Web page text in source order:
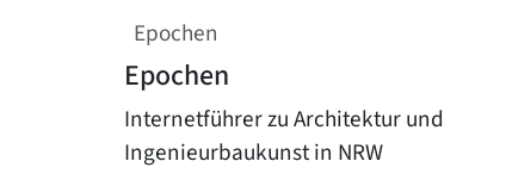
Epochen
Epochen
Internetführer zu Architektur und
Ingenieurbaukunst in NRW